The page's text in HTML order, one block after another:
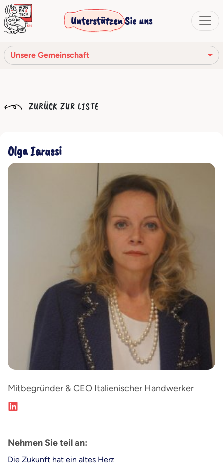
Unterstützen Sie uns
Unsere Gemeinschaft
Unsere Geschichte
Unser Netzwerk
Unsere Gemeinschaft
ZURÜCK ZUR LISTE
Olga Iarussi
Mitbegründer & CEO Italienischer Handwerker
Nehmen Sie teil an:
Die Zukunft hat ein altes Herz